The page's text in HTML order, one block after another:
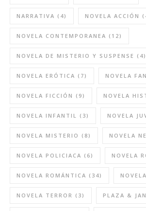
NARRATIVA (4) NOVELA ACCIÓN
NOVELA CONTEMPORANEA (12)
NOVELA DE MISTERIO Y SUSPENSE (4)
NOVELA ERÓTICA (7) NOVELA
NOVELA FICCIÓN (9) NOVELA
NOVELA INFANTIL (3) NOVELA
NOVELA MISTERIO (8) NOVELA
NOVELA POLICIACA (6) NOVELA
NOVELA ROMÁNTICA (34)
NOVELA TERROR (3) PLAZA &